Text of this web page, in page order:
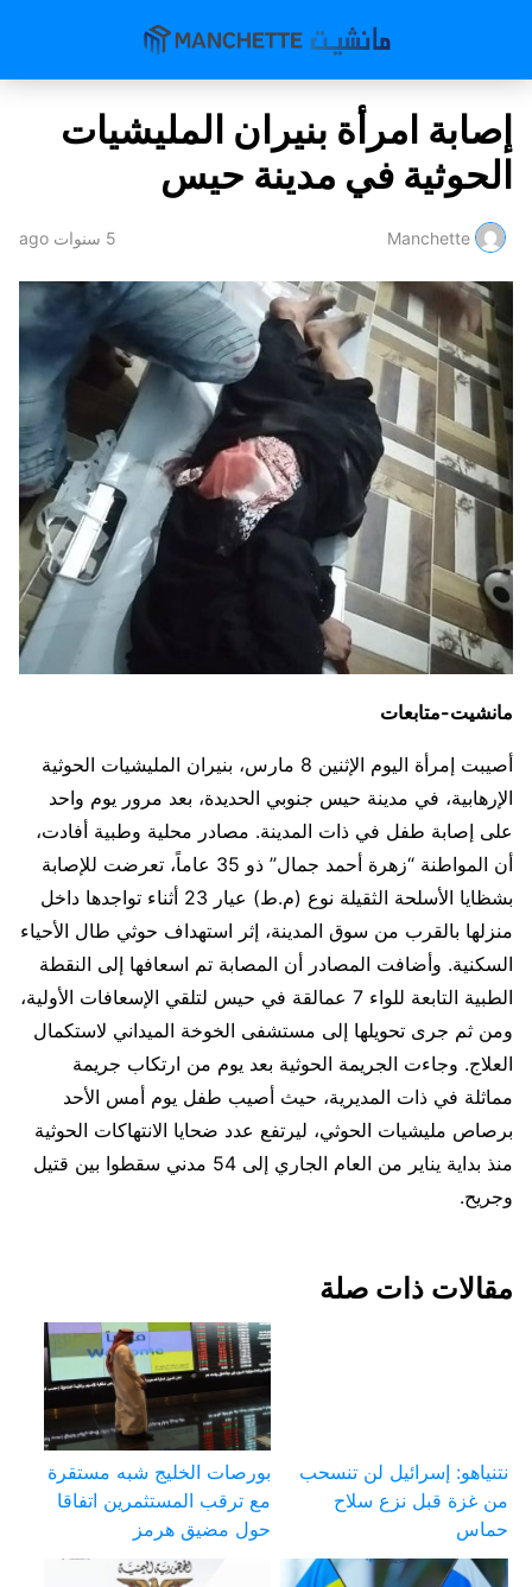
إصابة امرأة بنيران المليشيات
الحوثية في مدينة حيس
Manchette 5 سنوات ago
مانشيت-متابعات
أصيبت إمرأة اليوم الإثنين 8 مارس، بنيران المليشيات الحوثية
الإرهابية، في مدينة حيس جنوبي الحديدة، بعد مرور يوم واحد
على إصابة طفل في ذات المدينة. مصادر محلية وطبية أفادت،
أن المواطنة “زهرة أحمد جمال” ذو 35 عاماً، تعرضت للإصابة
بشظايا الأسلحة الثقيلة نوع (م.ط) عيار 23 أثناء تواجدها داخل
منزلها بالقرب من سوق المدينة، إثر استهداف حوثي طال الأحياء
السكنية. وأضافت المصادر أن المصابة تم اسعافها إلى النقطة
الطبية التابعة للواء 7 عمالقة في حيس لتلقي الإسعافات الأولية،
ومن ثم جرى تحويلها إلى مستشفى الخوخة الميداني لاستكمال
العلاج. وجاءت الجريمة الحوثية بعد يوم من ارتكاب جريمة
مماثلة في ذات المديرية، حيث أصيب طفل يوم أمس الأحد
برصاص مليشيات الحوثي، ليرتفع عدد ضحايا الانتهاكات الحوثية
منذ بداية يناير من العام الجاري إلى 54 مدني سقطوا بين قتيل
وجريح.
مقالات ذات صلة
نتنياهو: إسرائيل لن تنسحب
من غزة قبل نزع سلاح
حماس
بورصات الخليج شبه مستقرة
مع ترقب المستثمرين اتفاقا
حول مضيق هرمز